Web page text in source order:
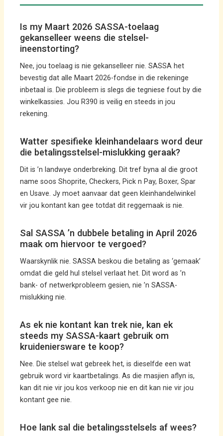
Is my Maart 2026 SASSA-toelaag
gekanselleer weens die stelsel-
ineenstorting?
Nee, jou toelaag is nie gekanselleer nie. SASSA het
bevestig dat alle Maart 2026-fondse in die rekeninge
inbetaal is. Die probleem is slegs die tegniese fout by die
winkelkassies. Jou R390 is veilig en steeds in jou
rekening.
Watter spesifieke kleinhandelaars word deur
die betalingsstelsel-mislukking geraak?
Dit is ’n landwye onderbreking. Dit tref byna al die groot
name soos Shoprite, Checkers, Pick n Pay, Boxer, Spar
en Usave. Jy moet aanvaar dat geen kleinhandelwinkel
vir jou kontant kan gee totdat dit reggemaak is nie.
Sal SASSA ’n dubbele betaling in April 2026
maak om hiervoor te vergoed?
Waarskynlik nie. SASSA beskou die betaling as ‘gemaak’
omdat die geld hul stelsel verlaat het. Dit word as ’n
bank- of netwerkprobleem gesien, nie ’n SASSA-
mislukking nie.
As ek nie kontant kan trek nie, kan ek
steeds my SASSA-kaart gebruik om
kruideniersware te koop?
Nee. Die stelsel wat gebreek het, is dieselfde een wat
gebruik word vir kaartbetalings. As die masjien aflyn is,
kan dit nie vir jou kos verkoop nie en dit kan nie vir jou
kontant gee nie.
Hoe lank sal die betalingsstelsels af wees?